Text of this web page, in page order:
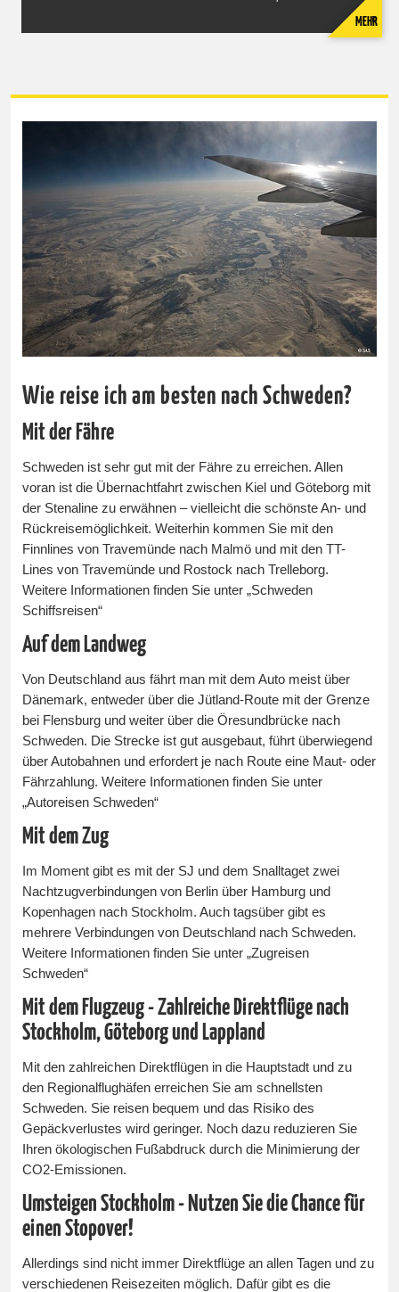
erwartet. Geht man am Abend in ein Restaurant wird ein
Für Tipps zu Ausflügen und Sehenswürdigkeiten entlang
Ihrer Route empfehlen wir Ihnen die deutschsprachige
Webseite von Visit Sweden. Dort finden Sie ausgezeichnete
Empfehlungen und können Ihre Reiseroute ganz nach Ihrem
Geschmack und Interesse gestalten. www.visitsweden.de
MEHR
Wie reise ich am besten nach Schweden?
Mit der Fähre
Schweden ist sehr gut mit der Fähre zu erreichen. Allen
voran ist die Übernachtfahrt zwischen Kiel und Göteborg mit
der Stenaline zu erwähnen – vielleicht die schönste An- und
Rückreisemöglichkeit. Weiterhin kommen Sie mit den
Finnlines von Travemünde nach Malmö und mit den TT-
Lines von Travemünde und Rostock nach Trelleborg.
Weitere Informationen finden Sie unter „Schweden
Schiffsreisen“
Auf dem Landweg
Von Deutschland aus fährt man mit dem Auto meist über
Dänemark, entweder über die Jütland-Route mit der Grenze
bei Flensburg und weiter über die Öresundbrücke nach
Schweden. Die Strecke ist gut ausgebaut, führt überwiegend
über Autobahnen und erfordert je nach Route eine Maut- oder
Fährzahlung. Weitere Informationen finden Sie unter
„Autoreisen Schweden“
Mit dem Zug
Im Moment gibt es mit der SJ und dem Snalltaget zwei
Nachtzugverbindungen von Berlin über Hamburg und
Kopenhagen nach Stockholm. Auch tagsüber gibt es
mehrere Verbindungen von Deutschland nach Schweden.
Weitere Informationen finden Sie unter „Zugreisen
Schweden“
Mit dem Flugzeug - Zahlreiche Direktflüge nach
Stockholm, Göteborg und Lappland
Mit den zahlreichen Direktflügen in die Hauptstadt und zu
den Regionalflughäfen erreichen Sie am schnellsten
Schweden. Sie reisen bequem und das Risiko des
Gepäckverlustes wird geringer. Noch dazu reduzieren Sie
Ihren ökologischen Fußabdruck durch die Minimierung der
CO2-Emissionen.
Umsteigen Stockholm - Nutzen Sie die Chance für
einen Stopover!
Allerdings sind nicht immer Direktflüge an allen Tagen und zu
verschiedenen Reisezeiten möglich. Dafür gibt es die